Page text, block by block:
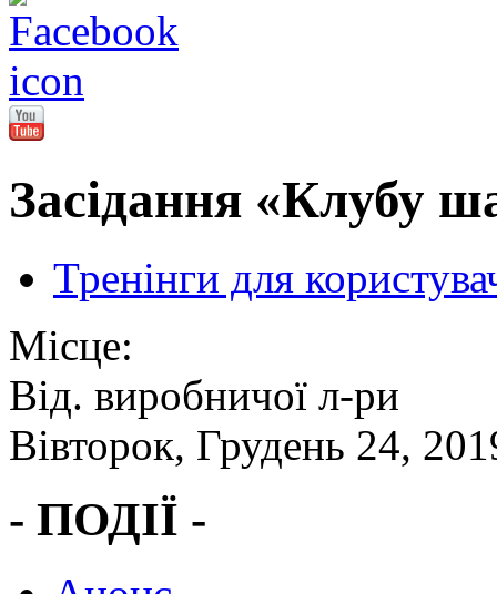
Засідання «Клубу
Тренінги для
Місце:
Від. виробничої л-ри
Вівторок, Грудень 24,
- ПОДІЇ -